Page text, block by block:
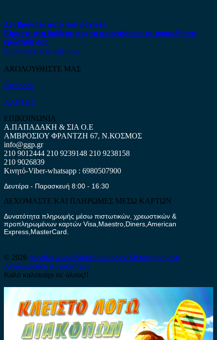
Δεν βρήκατε αυτό που ψάχνετε;
Είμαστε στη διάθεση σας να απαντήσουμε σε οποιαδήποτε
ερώτηση σας.
Επικοινωνήστε μαζί μας
ΑΚΟΛΟΥΘΗΣΤΕ ΜΑΣ
Facebook
ΧΑΡΤΗΣ
ΕΠΙΚΟΙΝΩΝΙΑ
Α.ΠΑΠΑΔΑΚΗ & ΣΙΑ Ο.Ε
ΑΜΒΡΟΣΙΟΥ ΦΡΑΝΤΖΗ 67, Ν.ΚΟΣΜΟΣ
info@ggp.gr
210 9012444 210 9239148 210 9238158
210 9026839
Κινητό-Viber-whatsapp : 6980507900
Δευτέρα - Παρασκευή 8:00 - 16:30
ΔΕΧΟΜΑΣΤΕ ΚΑΙ ΠΛΗΡΩΜΕΣ ΜΕΣΩ ΚΑΡΤΩΝ
Δυνατότητα πληρωμής μέσω πιστωτικών, χρεωστικών &
προπληρωμένων καρτών Visa,Maestro,Diners,American
Express,MasterCard.
© 2026 papadakis.antallaktika-online.eu Μεταχειρισμένα
Ανταλλακτικά Αυτοκινήτων
Καλό καλοκαίρι σε όλους!!